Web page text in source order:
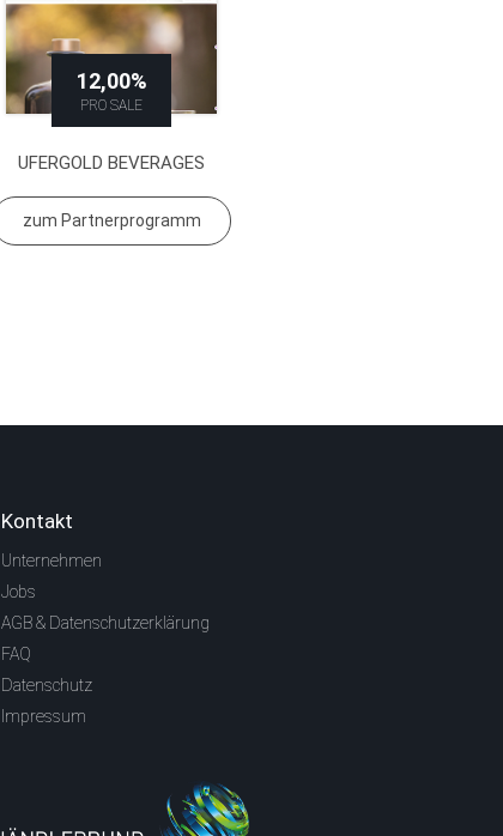
12,00%
PRO SALE
UFERGOLD BEVERAGES
zum Partnerprogramm
Kontakt
Unternehmen
Jobs
AGB & Datenschutzerklärung
FAQ
Datenschutz
Impressum